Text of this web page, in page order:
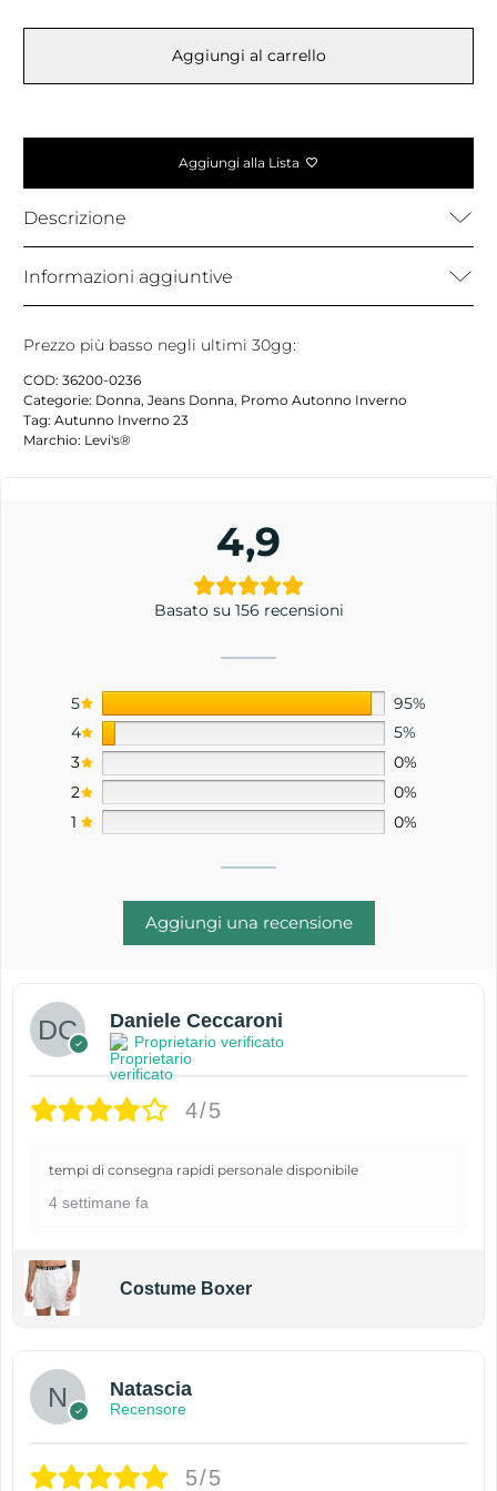
Aggiungi al carrello
Aggiungi alla Lista
Descrizione
Informazioni aggiuntive
Prezzo più basso negli ultimi 30gg:
COD: 36200-0236
Categorie: Donna, Jeans Donna, Promo Autonno Inverno
Tag: Autunno Inverno 23
Marchio: Levi's®
4,9
Basato su 156 recensioni
5
95%
4
5%
3
0%
2
0%
1
0%
Aggiungi una recensione
Daniele Ceccaroni
Proprietario verificato
4/5
tempi di consegna rapidi personale disponibile
4 settimane fa
Costume Boxer
Natascia
Recensore
5/5